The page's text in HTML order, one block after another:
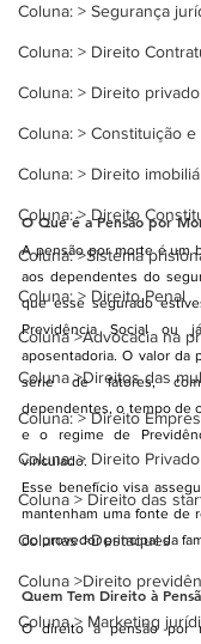
Coluna: > Segurança
Coluna: > Direito
Coluna: > Direito privado
Coluna: > Constituição
Coluna: > Direito
Coluna: > Direito
Coluna: >Sistema
Coluna: > Direito Penal
Coluna >Advocacia na
Coluna >Direitos das
Coluna: > Direito
Coluna: > Direito Privado
Coluna > Direito das
Colunas >Destaques
Coluna >Direito
Coluna > Marketing
O Que é a Pensão por
A pensão por morte é um
aos dependentes do
que esse segurado
Previdência Social ou
aposentadoria. O valor da
série de fatores,
dependentes, o tempo de
e o regime de
vinculado.
Esse benefício visa
mantenham uma fonte de
do provedor principal da
Quem Tem Direito à